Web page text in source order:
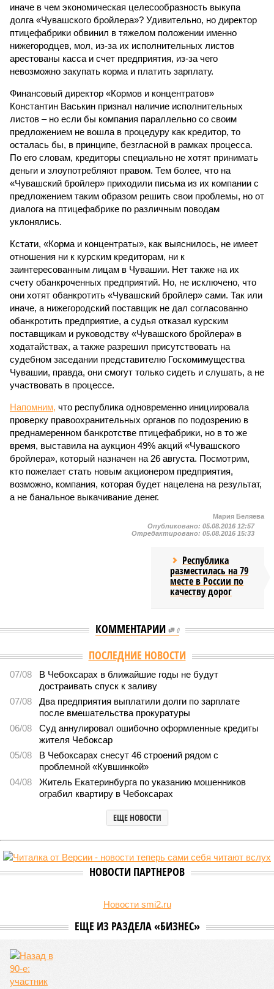
иначе в чем экономическая целесообразность выкупа
долга «Чувашского бройлера»? Удивительно, но директор
птицефабрики обвинил в тяжелом положении именно
нижегородцев, мол, из-за их исполнительных листов
арестованы касса и счет предприятия, из-за чего
невозможно закупать корма и платить зарплату.
Финансовый директор «Кормов и концентратов»
Константин Васькин признал наличие исполнительных
листов – но если бы компания параллельно со своим
предложением не вошла в процедуру как кредитор, то
осталась бы, в принципе, безгласной в рамках процесса.
По его словам, кредиторы специально не хотят принимать
деньги и злоупотребляют правом. Тем более, что на
«Чувашский бройлер» приходили письма из их компании с
предложением таким образом решить свои проблемы, но от
диалога на птицефабрике по различным поводам
уклонялись.
Кстати, «Корма и концентраты», как выяснилось, не имеет
отношения ни к курским кредиторам, ни к
заинтересованным лицам в Чувашии. Нет также на их
счету обанкроченных предприятий. Но, не исключено, что
они хотят обанкротить «Чувашский бройлер» сами. Так или
иначе, а нижегородский поставщик не дал согласованно
обанкротить предприятие, а судья отказал курским
поставщикам и руководству «Чувашского бройлера» в
ходатайствах, а также разрешил присутствовать на
судебном заседании представителю Госкомимущества
Чувашии, правда, они смогут только сидеть и слушать, а не
участвовать в процессе.
Напомним, что республика одновременно инициировала
проверку правоохранительных органов по подозрению в
преднамеренном банкротстве птицефабрики, но в то же
время, выставила на аукцион 49% акций «Чувашского
бройлера», который назначен на 26 августа. Посмотрим,
кто пожелает стать новым акционером предприятия,
возможно, компания, которая будет нацелена на результат,
а не банальное выкачивание денег.
Мария Беляева
Опубликовано: 05.08.2016 12:57
Отредактировано: 05.08.2016 15:33
Республика
разместилась на 79
месте в России по
качеству дорог
КОММЕНТАРИИ 0
ПОСЛЕДНИЕ НОВОСТИ
07/08
В Чебоксарах в ближайшие годы не будут
достраивать спуск к заливу
07/08
Два предприятия выплатили долги по зарплате
после вмешательства прокуратуры
06/08
Суд аннулировал ошибочно оформленные кредиты
жителя Чебоксар
05/08
В Чебоксарах снесут 46 строений рядом с
проблемной «Кувшинкой»
04/08
Житель Екатеринбурга по указанию мошенников
ограбил квартиру в Чебоксарах
ЕЩЕ НОВОСТИ
НОВОСТИ ПАРТНЕРОВ
Новости smi2.ru
ЕЩЕ ИЗ РАЗДЕЛА «БИЗНЕС»